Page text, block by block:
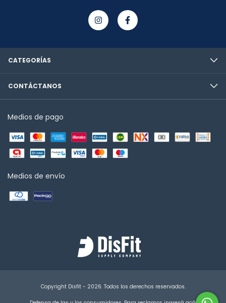
CATEGORÍAS
CONTÁCTANOS
Medios de pago
Medios de envío
Copyright Disfit - 2026. Todos los derechos reservados.